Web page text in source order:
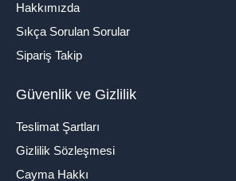
Hakkımızda
Sıkça Sorulan Sorular
Sipariş Takip
Güvenlik ve Gizlilik
Teslimat Şartları
Gizlilik Sözleşmesi
Cayma Hakkı